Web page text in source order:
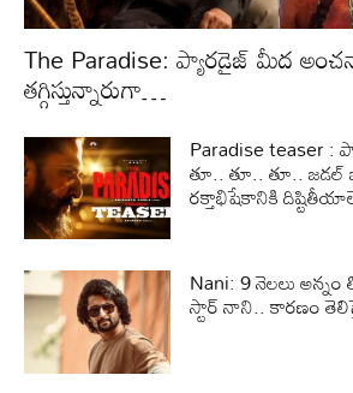
The Paradise: ప్యారడైజ్ మీద
తగ్గిస్తున్నారుగా…
Paradise teaser :
తూ.. తూ.. తూ..
రక్తాభిషేకానికి
Nani: 9 నెలలు
స్టార్ నాని.. కారణం